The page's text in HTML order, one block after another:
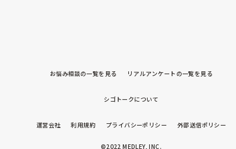
お悩み相談の一覧を見る リアルアンケートの一覧を見る
シゴトークについて
運営会社 利用規約 プライバシーポリシー 外部送信ポリシー
©2022 MEDLEY, INC.